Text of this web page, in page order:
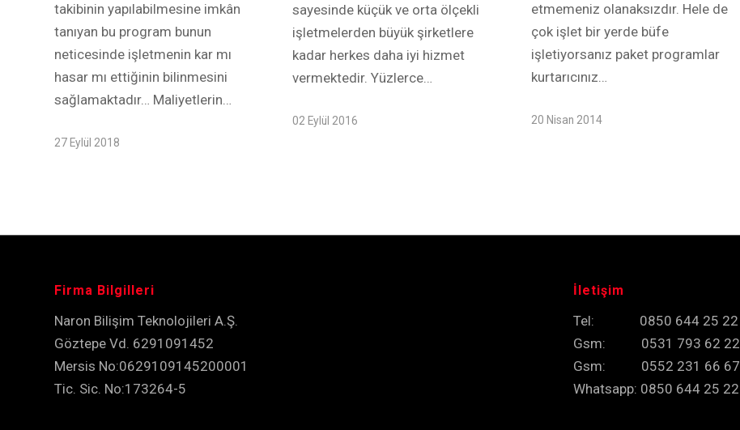
takibinin yapılabilmesine imkân
tanıyan bu program bunun
neticesinde işletmenin kar mı
hasar mı ettiğinin bilinmesini
sağlamaktadır… Maliyetlerin…
27 Eylül 2018
sayesinde küçük ve orta ölçekli
işletmelerden büyük şirketlere
kadar herkes daha iyi hizmet
vermektedir. Yüzlerce…
02 Eylül 2016
etmemeniz olanaksızdır. Hele de
çok işlet bir yerde büfe
işletiyorsanız paket programlar
kurtarıcınız…
20 Nisan 2014
Firma Bilgilleri
Naron Bilişim Teknolojileri A.Ş.
Göztepe Vd. 6291091452
Mersis No:0629109145200001
Tic. Sic. No:173264-5
İletişim
Tel: 0850 644 25 22
Gsm: 0531 793 62 22
Gsm: 0552 231 66 67
Whatsapp: 0850 644 25 22